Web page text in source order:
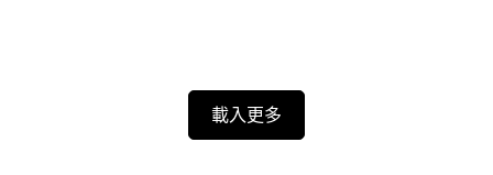
載入更多